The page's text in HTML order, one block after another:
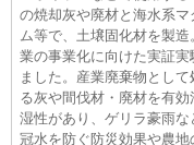
の焼却灰や廃材と海水系マ
ム等で、土壌固化材を製造
業の事業化に向けた実証実
ました。産業廃棄物として
る灰や間伐材・廃材を有効
湿性があり、ゲリラ豪雨な
冠水を防ぐ防災効果や農地